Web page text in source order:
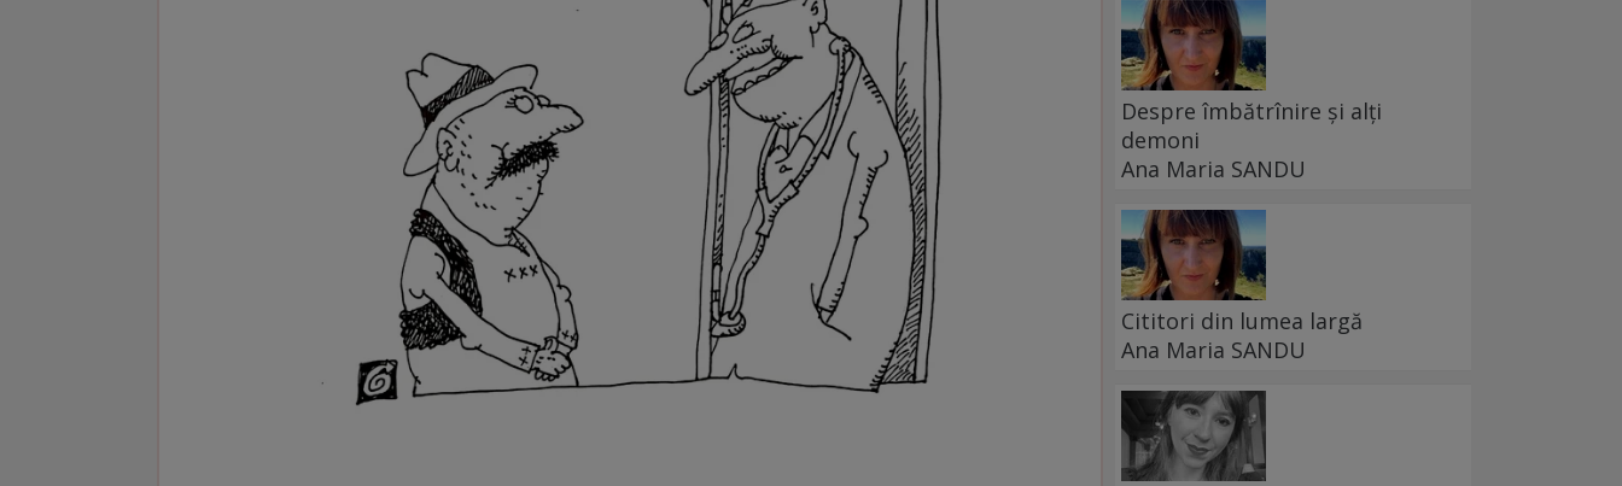
Despre îmbătrînire și alți
demoni
Ana Maria SANDU
Cititori din lumea largă
Ana Maria SANDU